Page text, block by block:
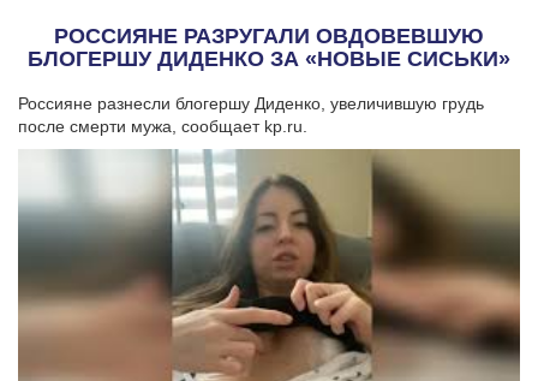
РОССИЯНЕ РАЗРУГАЛИ ОВДОВЕВШУЮ
БЛОГЕРШУ ДИДЕНКО ЗА «НОВЫЕ СИСЬКИ»
Россияне разнесли блогершу Диденко, увеличившую грудь
после смерти мужа, сообщает kp.ru.